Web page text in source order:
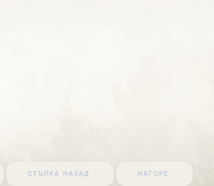
стъпка назад нагоре